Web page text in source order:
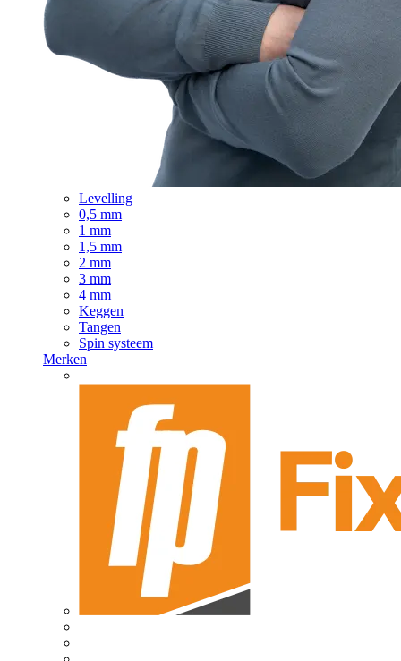
Levelling
0,5 mm
1 mm
1,5 mm
2 mm
3 mm
4 mm
Keggen
Tangen
Spin systeem
Merken